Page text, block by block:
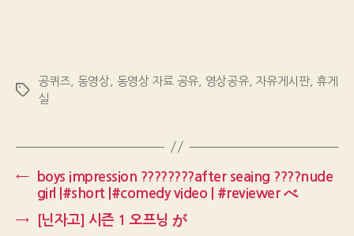
Tags
공퀴즈 동영상 동영상 자료 공유 영상공유, 자유게시판, 휴게
실
←
boys impression ????????after seaing ????nude
girl |#short |#comedy video | #reviewer べ
→
[닌자고] 시즌 1 오프닝 が